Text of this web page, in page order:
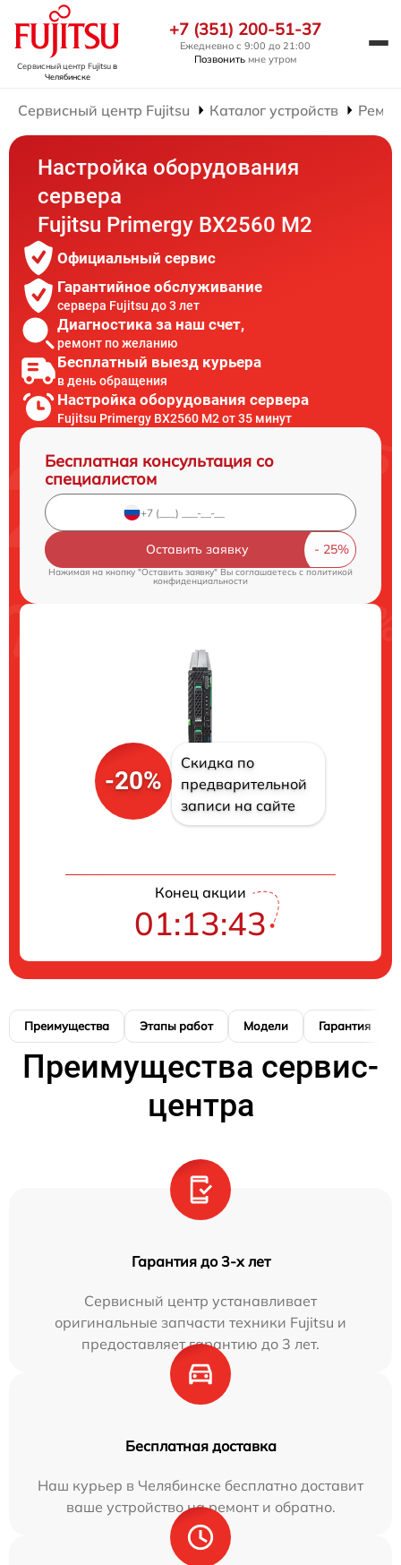
Сервисный центр Fujitsuв
Челябинске
+7 (351) 200-51-37
Ежедневно с 9:00 до 21:00
Позвонить мне утром
Сервисный центр Fujitsu Каталог устройств
Настройка оборудования
сервера
Fujitsu Primergy BX2560 M2
Официальный сервис
Гарантийное обслуживание
сервера Fujitsu до 3 лет
Диагностика за наш счет,
ремонт по желанию
Бесплатный выезд курьера
в день обращения
Настройка оборудования сервера
Fujitsu Primergy BX2560 M2 от 35 минут
Бесплатная консультация со
специалистом
Оставить заявку
Нажимая на кнопку "Оставить заявку" Вы соглашаетесь cполитикой
конфиденциальности
-20%
Скидка по
предварительной
записи на сайте
Конец акции
01:13:42
Преимущества Этапы работ Модели Гарантия
Преимущества сервис-
центра
Гарантия до 3-х лет
Сервисный центр устанавливает
оригинальные запчасти техники Fujitsu и
предоставляет гарантию до 3 лет.
Бесплатная доставка
Наш курьер в Челябинске бесплатно доставит
ваше устройство на ремонт и обратно.